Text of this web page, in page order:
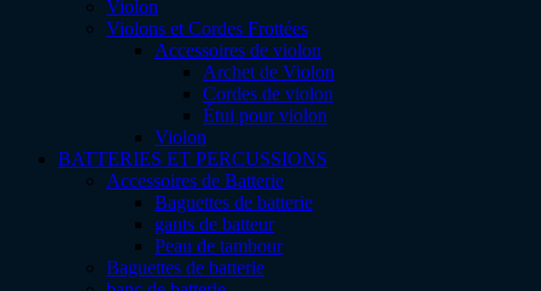
Violon
Violons et Cordes Frottées
Accessoires de violon
Archet de Violon
Cordes de violon
Étui pour violon
Violon
BATTERIES ET PERCUSSIONS
Accessoires de Batterie
Baguettes de batterie
gants de batteur
Peau de tambour
Baguettes de batterie